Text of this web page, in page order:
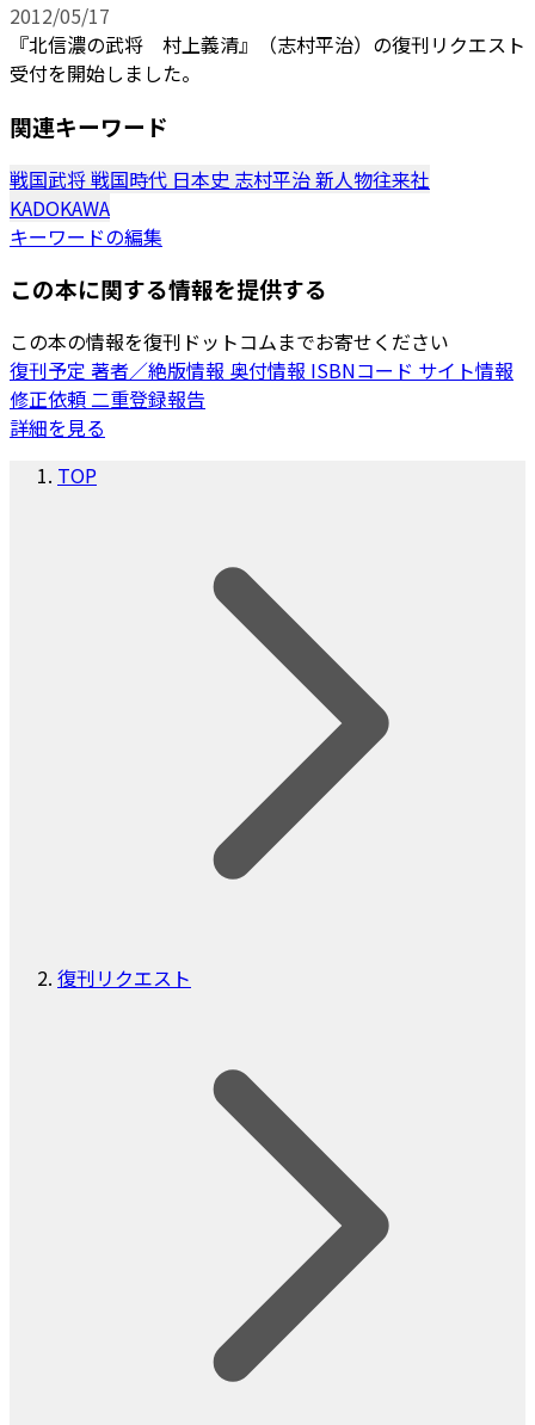
2012/05/17
『北信濃の武将 村上義清』（志村平治）の復刊リクエスト
受付を開始しました。
関連キーワード
戦国武将戦国時代 日本史 志村平治新人物往来社
KADOKAWA
キーワードの編集
この本に関する情報を提供する
この本の情報を復刊ドットコムまでお寄せください
復刊予定 著者／絶版情報 奥付情報 ISBNコード サイト情報
修正依頼二重登録報告
詳細を見る
TOP
復刊リクエスト